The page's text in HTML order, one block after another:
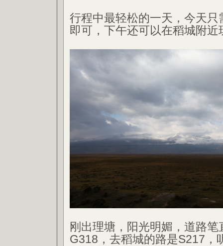
行程中最轻松的一天，今天只
即可，下午还可以在稻城附近
刚出理塘，阳光明媚，道路笔
G318，去稻城的路是S217，